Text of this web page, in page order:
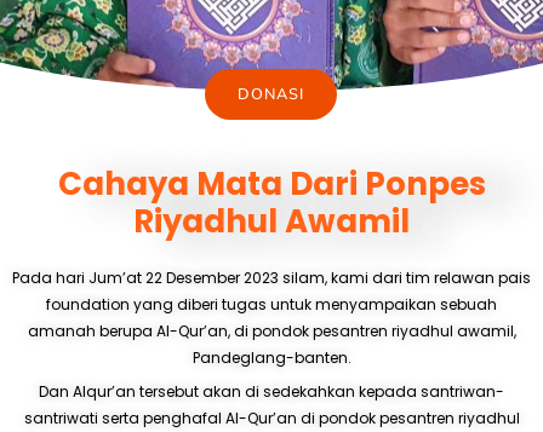
DONASI
Cahaya Mata Dari Ponpes
Riyadhul Awamil
Pada hari Jum’at 22 Desember 2023 silam, kami dari tim relawan pais
foundation yang diberi tugas untuk menyampaikan sebuah
amanah berupa Al-Qur’an, di pondok pesantren riyadhul awamil,
Pandeglang-banten.
Dan Alqur’an tersebut akan di sedekahkan kepada santriwan-
santriwati serta penghafal Al-Qur’an di pondok pesantren riyadhul